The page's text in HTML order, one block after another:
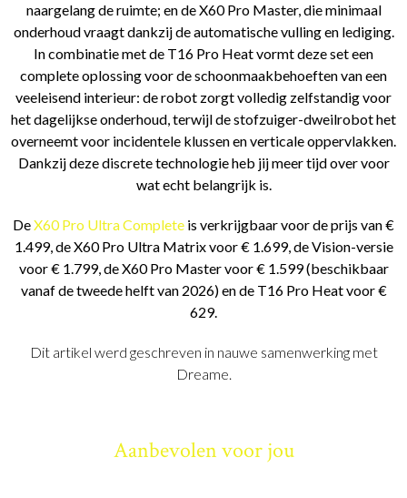
naargelang de ruimte; en de X60 Pro Master, die minimaal
onderhoud vraagt dankzij de automatische vulling en lediging.
In combinatie met de T16 Pro Heat vormt deze set een
complete oplossing voor de schoonmaakbehoeften van een
veeleisend interieur: de robot zorgt volledig zelfstandig voor
het dagelijkse onderhoud, terwijl de stofzuiger-dweilrobot het
overneemt voor incidentele klussen en verticale oppervlakken.
Dankzij deze discrete technologie heb jij meer tijd over voor
wat echt belangrijk is.
DeX60 Pro Ultra Complete is verkrijgbaar voor de prijs van €
1.499, de X60 Pro Ultra Matrix voor € 1.699, de Vision-versie
voor € 1.799, de X60 Pro Master voor € 1.599 (beschikbaar
vanaf de tweede helft van 2026) en de T16 Pro Heat voor €
629.
Dit artikel werd geschreven in nauwe samenwerking met
Dreame.
Aanbevolen voor jou